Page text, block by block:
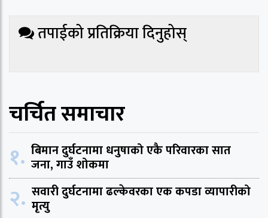
तपाईको प्रतिक्रिया दिनुहोस्
चर्चित समाचार
१. बिमान दुर्घटनामा धनुषाको एकै परिवारका सात
जना, गाउँ शोकमा
२. सवारी दुर्घटनामा ढल्केवरका एक कपडा व्यापारीको
मृत्यु